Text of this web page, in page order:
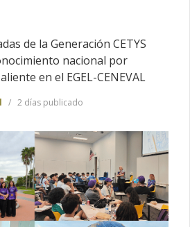
de la Generación CETYS
nacional por
en el EGEL-CENEVAL
2 días publicado